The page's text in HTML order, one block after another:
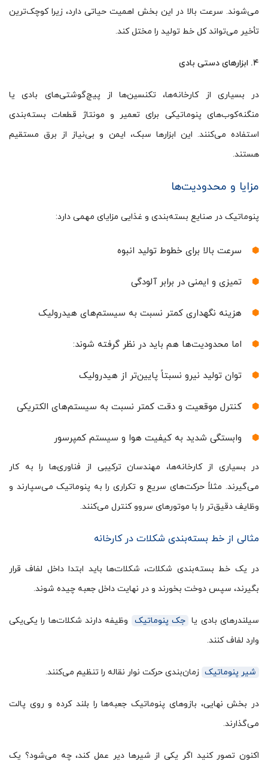
می‌شوند. سرعت بالا در این بخش اهمیت حیاتی دارد، زیرا کوچک‌ترین
تأخیر می‌تواند کل خط تولید را مختل کند.
۴. ابزارهای دستی بادی
در بسیاری از کارخانه‌ها، تکنسین‌ها از پیچ‌گوشتی‌های بادی یا
منگنه‌کوب‌های پنوماتیکی برای تعمیر و مونتاژ قطعات بسته‌بندی
استفاده می‌کنند. این ابزارها سبک، ایمن و بی‌نیاز از برق مستقیم
هستند.
مزایا و محدودیت‌ها
پنوماتیک در صنایع بسته‌بندی و غذایی مزایای مهمی دارد:
سرعت بالا برای خطوط تولید انبوه
تمیزی و ایمنی در برابر آلودگی
هزینه نگهداری کمتر نسبت به سیستم‌های هیدرولیک
اما محدودیت‌ها هم باید در نظر گرفته شوند:
توان تولید نیرو نسبتاً پایین‌تر از هیدرولیک
کنترل موقعیت و دقت کمتر نسبت به سیستم‌های الکتریکی
وابستگی شدید به کیفیت هوا و سیستم کمپرسور
در بسیاری از کارخانه‌ها، مهندسان ترکیبی از فناوری‌ها را به کار
می‌گیرند. مثلاً حرکت‌های سریع و تکراری را به پنوماتیک می‌سپارند و
وظایف دقیق‌تر را با موتورهای سروو کنترل می‌کنند.
مثالی از خط بسته‌بندی شکلات در کارخانه
در یک خط بسته‌بندی شکلات، شکلات‌ها باید ابتدا داخل لفاف قرار
بگیرند، سپس دوخت بخورند و در نهایت داخل جعبه چیده شوند.
سیلندرهای بادی یا جک پنوماتیک
وظیفه دارند شکلات‌ها را یکی‌یکی
وارد لفاف کنند.
شیر پنوماتیک زمان‌بندی حرکت نوار نقاله را تنظیم می‌کنند.
در بخش نهایی، بازوهای پنوماتیک جعبه‌ها را بلند کرده و روی پالت
می‌گذارند.
اکنون تصور کنید اگر یکی از شیرها دیر عمل کند، چه می‌شود؟ یک